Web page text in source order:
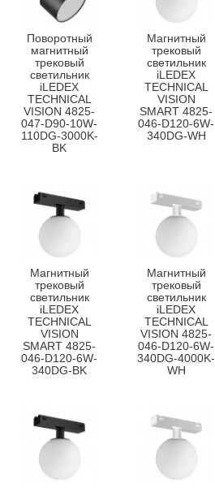
Поворотный
магнитный
трековый
светильник
iLEDEX
TECHNICAL
VISION 4825-
047-D90-10W-
110DG-3000K-
BK
Магнитный
трековый
светильник
iLEDEX
TECHNICAL
VISION
SMART 4825-
046-D120-6W-
340DG-WH
Магнитный
трековый
светильник
iLEDEX
TECHNICAL
VISION
SMART 4825-
046-D120-6W-
340DG-BK
Магнитный
трековый
светильник
iLEDEX
TECHNICAL
VISION 4825-
046-D120-6W-
340DG-4000K-
WH